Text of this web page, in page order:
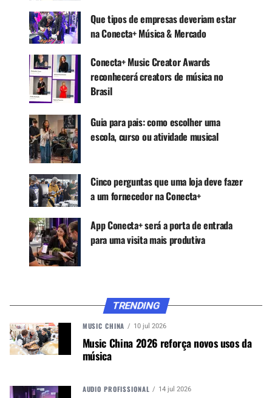
Canal WhatsApp
Google News
A Venutti Guitars foi criada por Vagner Elio
Benevenuti e é ele que fabrica violões
personalizados, em Camboriú, SC, na região sul
do Brasil. “Aqui a natureza nos prestigiou com as
mais cobiçadas espécies de madeiras do mundo”,
comenta Vagner. “É um privilégio e uma
responsabilidade imensa em tornar cada peça
uma arte única”.
Vagner continúa contando: “O estudo é constante.
Que tipos de empresas deveriam estar
na Conecta+ Música & Mercado
Conecta+ Music Creator Awards
reconhecerá creators de música no
Brasil
Guia para pais: como escolher uma
escola, curso ou atividade musical
Cinco perguntas que uma loja deve fazer
a um fornecedor na Conecta+
App Conecta+ será a porta de entrada
para uma visita mais produtiva
TRENDING
MUSIC CHINA 10 jul 2026
Music China 2026 reforça novos usos da
música
AUDIO PROFISSIONAL 14 jul 2026